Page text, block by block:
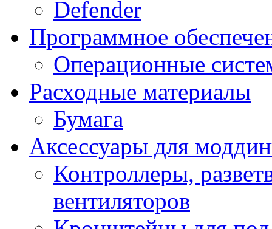
Defender
Программное
Операционные
Расходные материалы
Бумага
Аксессуары для
Контроллеры,
вентиляторов